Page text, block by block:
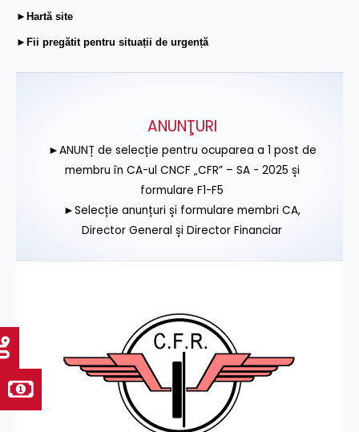
►Hartă site
►Fii pregătit pentru situații de urgență
ANUNŢURI
►ANUNȚ de selecție pentru ocuparea a 1 post de
membru în CA-ul CNCF „CFR” – SA - 2025 și
formulare F1-F5
►Selecție anunțuri și formulare membri CA,
Director General și Director Financiar